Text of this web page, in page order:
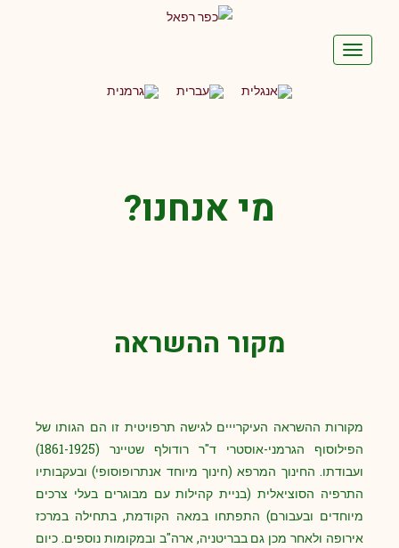
תפריט
מי אנחנו?
מקור ההשראה
מקורות ההשראה העיקרייים לגישה תרפויטית זו הם הגותו של
הפילוסוף הגרמני-אוסטרי ד"ר רודולף שטיינר (1861-1925)
ועבודתו. החינוך המרפא (חינוך מיוחד אנתרופוסופי) ובעקבותיו
התרפיה הסוציאלית (בניית קהילות עם מבוגרים בעלי צרכים
מיוחדים ובעבורם) התפתחו במאה הקודמת, בתחילה במרכז
אירופה ולאחר מכן גם בבריטניה, ארה"ב ובמקומות נוספים. כיום